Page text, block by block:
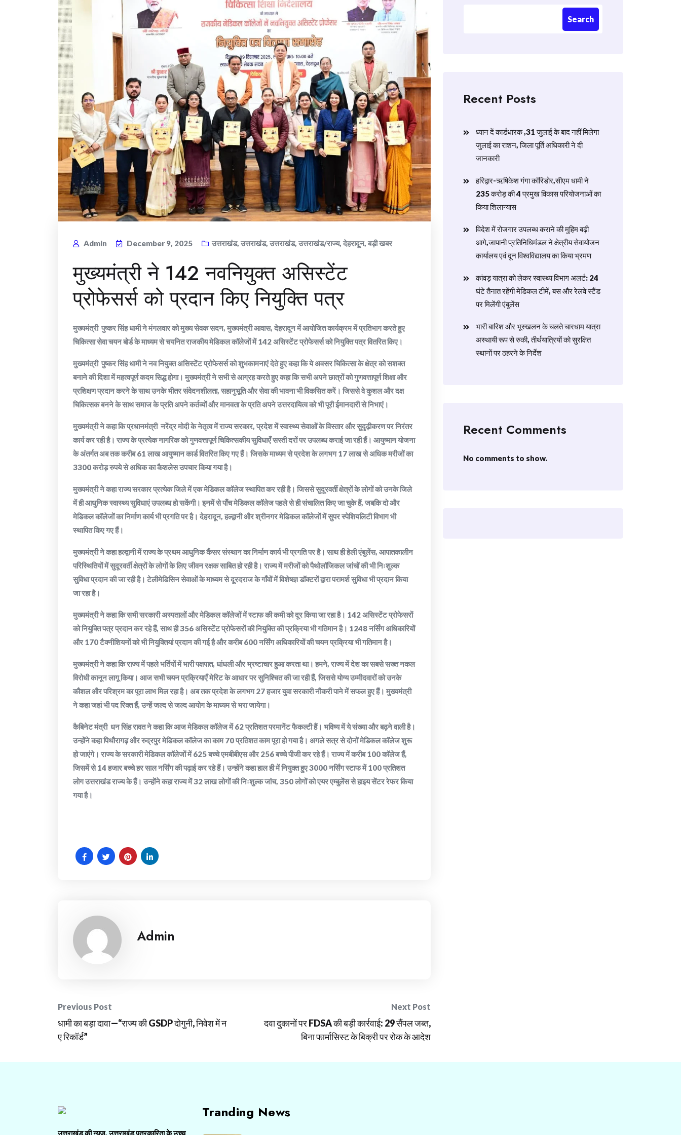
Admin December 9, 2025 उत्तराखंड, उत्तराखंड, उत्तराखंड, उत्तराखंड/राज्य, देहरादून, बड़ी खबर
मुख्यमंत्री ने 142 नवनियुक्त असिस्टेंट
प्रोफेसर्स को प्रदान किए नियुक्ति पत्र
मुख्यमंत्री पुष्कर सिंह धामी ने मंगलवार को मुख्य सेवक सदन, मुख्यमंत्री आवास, देहरादून में आयोजित कार्यक्रम में प्रतिभाग करते हुए
चिकित्सा सेवा चयन बोर्ड के माध्यम से चयनित राजकीय मेडिकल कॉलेजों में 142 असिस्टेंट प्रोफेसर्स को नियुक्ति पत्र वितरित किए।
मुख्यमंत्री पुष्कर सिंह धामी ने नव नियुक्त असिस्टेंट प्रोफेसर्स को शुभकामनाएं देते हुए कहा कि ये अवसर चिकित्सा के क्षेत्र को सशक्त
बनाने की दिशा में महत्वपूर्ण कदम सिद्ध होगा। मुख्यमंत्री ने सभी से आग्रह करते हुए कहा कि सभी अपने छात्रों को गुणवत्तापूर्ण शिक्षा और
प्रशिक्षण प्रदान करने के साथ उनके भीतर संवेदनशीलता, सहानुभूति और सेवा की भावना भी विकसित करें। जिससे वे कुशल और दक्ष
चिकित्सक बनने के साथ समाज के प्रति अपने कर्तव्यों और मानवता के प्रति अपने उत्तरदायित्व को भी पूरी ईमानदारी से निभाएं।
मुख्यमंत्री ने कहा कि प्रधानमंत्री नरेंद्र मोदी के नेतृत्व में राज्य सरकार, प्रदेश में स्वास्थ्य सेवाओं के विस्तार और सुदृढ़ीकरण पर निरंतर
कार्य कर रही है। राज्य के प्रत्येक नागरिक को गुणवत्तापूर्ण चिकित्सकीय सुविधाएँ सस्ती दरों पर उपलब्ध कराई जा रही हैं। आयुष्मान योजना
के अंतर्गत अब तक करीब 61 लाख आयुष्मान कार्ड वितरित किए गए हैं। जिसके माध्यम से प्रदेश के लगभग 17 लाख से अधिक मरीजों का
3300 करोड़ रुपये से अधिक का कैशलेस उपचार किया गया है।
मुख्यमंत्री ने कहा राज्य सरकार प्रत्येक जिले में एक मेडिकल कॉलेज स्थापित कर रही है। जिससे सुदूरवर्ती क्षेत्रों के लोगों को उनके जिले
में ही आधुनिक स्वास्थ्य सुविधाएं उपलब्ध हो सकेंगी। इनमें से पाँच मेडिकल कॉलेज पहले से ही संचालित किए जा चुके हैं, जबकि दो और
मेडिकल कॉलेजों का निर्माण कार्य भी प्रगति पर है। देहरादून, हल्द्वानी और श्रीनगर मेडिकल कॉलेजों में सुपर स्पेशियलिटी विभाग भी
स्थापित किए गए हैं।
मुख्यमंत्री ने कहा हल्द्वानी में राज्य के प्रथम आधुनिक कैंसर संस्थान का निर्माण कार्य भी प्रगति पर है। साथ ही हेली एंबुलेंस, आपातकालीन
परिस्थितियों में सुदूरवर्ती क्षेत्रों के लोगों के लिए जीवन रक्षक साबित हो रही है। राज्य में मरीजों को पैथोलॉजिकल जांचों की भी निःशुल्क
सुविधा प्रदान की जा रही है। टेलीमेडिसिन सेवाओं के माध्यम से दूरदराज के गाँवों में विशेषज्ञ डॉक्टरों द्वारा परामर्श सुविधा भी प्रदान किया
जा रहा है।
मुख्यमंत्री ने कहा कि सभी सरकारी अस्पतालों और मेडिकल कॉलेजों में स्टाफ की कमी को दूर किया जा रहा है। 142 असिस्टेंट प्रोफेसरों
को नियुक्ति पत्र प्रदान कर रहे हैं, साथ ही 356 असिस्टेंट प्रोफेसरों की नियुक्ति की प्रक्रिया भी गतिमान है। 1248 नर्सिंग अधिकारियों
और 170 टैक्नीशियनों को भी नियुक्तियां प्रदान की गई है और करीब 600 नर्सिंग अधिकारियों की चयन प्रक्रिया भी गतिमान है।
मुख्यमंत्री ने कहा कि राज्य में पहले भर्तियों में भारी पक्षपात, धांधली और भ्रष्टाचार हुआ करता था। हमने, राज्य में देश का सबसे सख्त नकल
विरोधी कानून लागू किया। आज सभी चयन प्रक्रियाएँ मेरिट के आधार पर सुनिश्चित की जा रही हैं, जिससे योग्य उम्मीदवारों को उनके
कौशल और परिश्रम का पूरा लाभ मिल रहा है। अब तक प्रदेश के लगभग 27 हजार युवा सरकारी नौकरी पाने में सफल हुए हैं। मुख्यमंत्री
ने कहा जहां भी पद रिक्त हैं, उन्हें जल्द से जल्द आयोग के माध्यम से भरा जायेगा।
कैबिनेट मंत्री धन सिंह रावत ने कहा कि आज मेडिकल कॉलेज में 62 प्रतिशत परमानेंट फैकल्टी हैं। भविष्य में ये संख्या और बढ़ने वाली है।
उन्होंने कहा पिथौरागढ़ और रुद्रपुर मेडिकल कॉलेज का काम 70 प्रतिशत काम पूरा हो गया है। अगले सत्र से दोनों मेडिकल कॉलेज शुरू
हो जाएंगे। राज्य के सरकारी मेडिकल कॉलेजों में 625 बच्चे एमबीबीएस और 256 बच्चे पीजी कर रहे हैं। राज्य में करीब 100 कॉलेज हैं,
जिसमें से 14 हजार बच्चे हर साल नर्सिंग की पढ़ाई कर रहे हैं। उन्होंने कहा हाल ही में नियुक्त हुए 3000 नर्सिंग स्टाफ में 100 प्रतिशत
लोग उत्तराखंड राज्य के हैं। उन्होंने कहा राज्य में 32 लाख लोगों की निःशुल्क जांच, 350 लोगों को एयर एम्बुलेंस से हाइय सेंटर रेफर किया
गया है।
Admin
Post
navigation
Previous Post
धामी का बड़ा दावा—“राज्य की GSDP दोगुनी, निवेश में न
ए रिकॉर्ड”
Next Post
दवा दुकानों पर FDSA की बड़ी कार्रवाई: 29 सैंपल जब्त,
बिना फार्मासिस्ट के बिक्री पर रोक के आदेश
Search
Recent Posts
ध्यान दें कार्डधारक ,31 जुलाई के बाद नहीं मिलेगा
जुलाई का राशन, जिला पूर्ति अधिकारी ने दी
जानकारी
हरिद्वार-ऋषिकेश गंगा कॉरिडोर,सीएम धामी ने
235 करोड़ की 4 प्रमुख विकास परियोजनाओं का
किया शिलान्यास
विदेश में रोजगार उपलब्ध कराने की मुहिम बढ़ी
आगे,जापानी प्रतिनिधिमंडल ने क्षेत्रीय सेवायोजन
कार्यालय एवं दून विश्वविद्यालय का किया भ्रमण
​कांवड़ यात्रा को लेकर स्वास्थ्य विभाग अलर्ट: 24
घंटे तैनात रहेंगी मेडिकल टीमें, बस और रेलवे स्टैंड
पर मिलेंगी एंबुलेंस
​भारी बारिश और भूस्खलन के चलते चारधाम यात्रा
अस्थायी रूप से रुकी, तीर्थयात्रियों को सुरक्षित
स्थानों पर ठहरने के निर्देश
Recent Comments
No comments to show.
उत्तराखंड की न्यूज़, उत्तराखंड पत्रकारिता के उच्च
Tranding News